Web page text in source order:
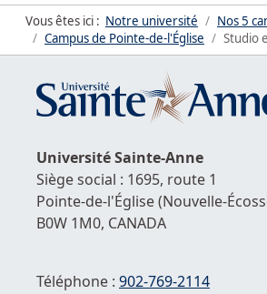
Vous êtes ici : Notre université
Nos 5
Campus de Pointe-de-l'Église
Studio
UniversitéSainte-Anne
Siège social : 1695, route 1
Pointe-de-l'Église(Nouvelle-
B0W 1M0, CANADA
Téléphone : 902-769-2114